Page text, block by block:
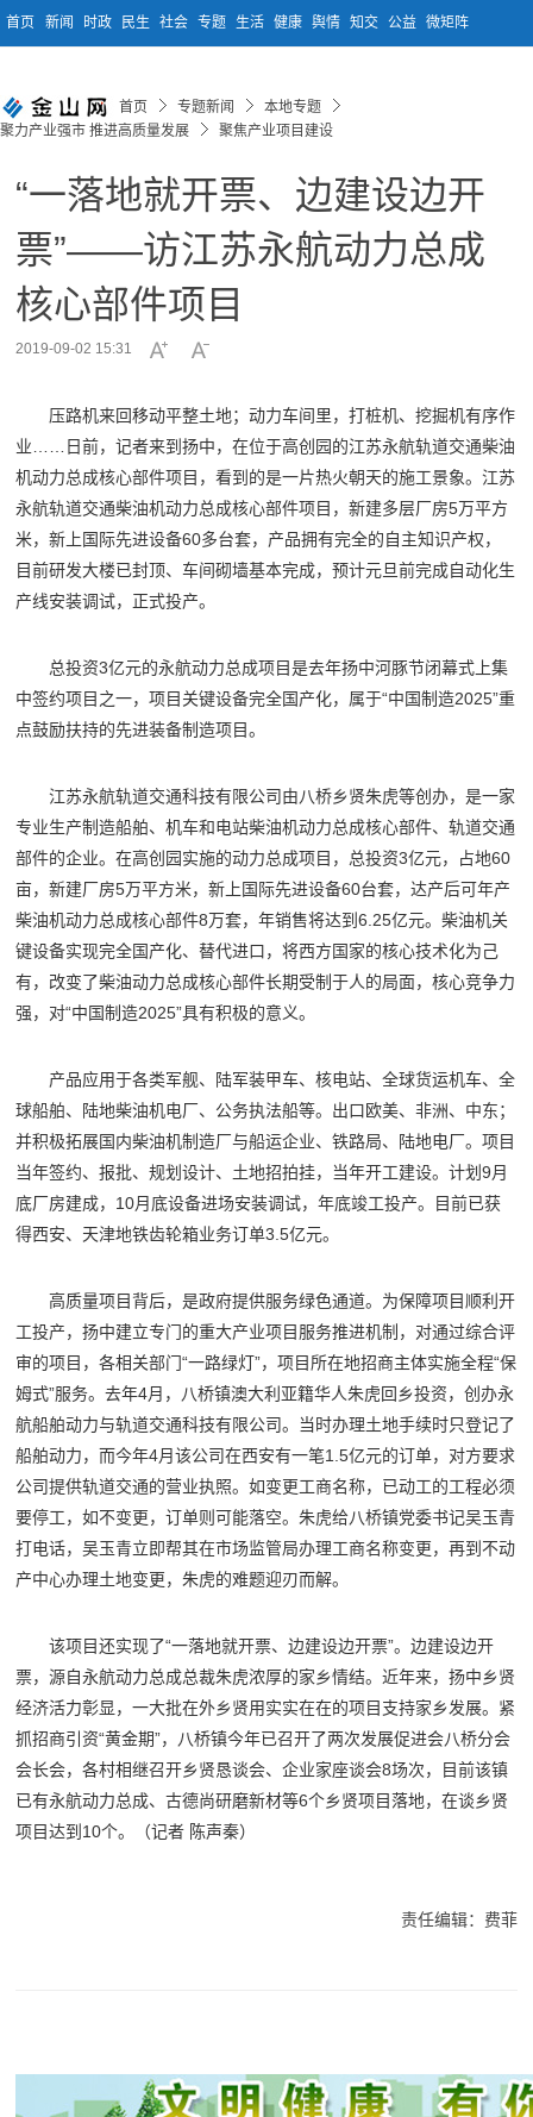
首页 新闻 时政 民生 社会 专题 生活 健康 舆情 知交 公益 微矩阵
首页 专题新闻
本地专题
聚力产业强市 推进高质量发展
聚焦产业项目建设
“一落地就开票、边建设边开
票”——访江苏永航动力总成
核心部件项目
2019-09-02 15:31
压路机来回移动平整土地；动力车间里，打桩机、挖掘机有序作
业……日前，记者来到扬中，在位于高创园的江苏永航轨道交通柴油
机动力总成核心部件项目，看到的是一片热火朝天的施工景象。江苏
永航轨道交通柴油机动力总成核心部件项目，新建多层厂房5万平方
米，新上国际先进设备60多台套，产品拥有完全的自主知识产权，
目前研发大楼已封顶、车间砌墙基本完成，预计元旦前完成自动化生
产线安装调试，正式投产。
总投资3亿元的永航动力总成项目是去年扬中河豚节闭幕式上集
中签约项目之一，项目关键设备完全国产化，属于“中国制造2025”重
点鼓励扶持的先进装备制造项目。
江苏永航轨道交通科技有限公司由八桥乡贤朱虎等创办，是一家
专业生产制造船舶、机车和电站柴油机动力总成核心部件、轨道交通
部件的企业。在高创园实施的动力总成项目，总投资3亿元，占地60
亩，新建厂房5万平方米，新上国际先进设备60台套，达产后可年产
柴油机动力总成核心部件8万套，年销售将达到6.25亿元。柴油机关
键设备实现完全国产化、替代进口，将西方国家的核心技术化为己
有，改变了柴油动力总成核心部件长期受制于人的局面，核心竞争力
强，对“中国制造2025”具有积极的意义。
产品应用于各类军舰、陆军装甲车、核电站、全球货运机车、全
球船舶、陆地柴油机电厂、公务执法船等。出口欧美、非洲、中东；
并积极拓展国内柴油机制造厂与船运企业、铁路局、陆地电厂。项目
当年签约、报批、规划设计、土地招拍挂，当年开工建设。计划9月
底厂房建成，10月底设备进场安装调试，年底竣工投产。目前已获
得西安、天津地铁齿轮箱业务订单3.5亿元。
高质量项目背后，是政府提供服务绿色通道。为保障项目顺利开
工投产，扬中建立专门的重大产业项目服务推进机制，对通过综合评
审的项目，各相关部门“一路绿灯”，项目所在地招商主体实施全程“保
姆式”服务。去年4月，八桥镇澳大利亚籍华人朱虎回乡投资，创办永
航船舶动力与轨道交通科技有限公司。当时办理土地手续时只登记了
船舶动力，而今年4月该公司在西安有一笔1.5亿元的订单，对方要求
公司提供轨道交通的营业执照。如变更工商名称，已动工的工程必须
要停工，如不变更，订单则可能落空。朱虎给八桥镇党委书记吴玉青
打电话，吴玉青立即帮其在市场监管局办理工商名称变更，再到不动
产中心办理土地变更，朱虎的难题迎刃而解。
该项目还实现了“一落地就开票、边建设边开票”。边建设边开
票，源自永航动力总成总裁朱虎浓厚的家乡情结。近年来，扬中乡贤
经济活力彰显，一大批在外乡贤用实实在在的项目支持家乡发展。紧
抓招商引资“黄金期”，八桥镇今年已召开了两次发展促进会八桥分会
会长会，各村相继召开乡贤恳谈会、企业家座谈会8场次，目前该镇
已有永航动力总成、古德尚研磨新材等6个乡贤项目落地，在谈乡贤
项目达到10个。（记者 陈声秦）
责任编辑：费菲